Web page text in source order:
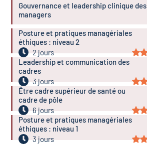
Gouvernance et leadership clinique des
managers
Posture et pratiques managériales
éthiques : niveau 2
2 jours
Leadership et communication des
cadres
3 jours
Être cadre supérieur de santé ou
cadre de pôle
6 jours
Posture et pratiques managériales
éthiques : niveau 1
3 jours